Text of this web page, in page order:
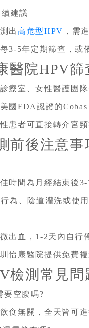
建議
出高危型HPV ，需
3-5年定期篩查，或
醫院HPV篩
療室、女性醫護團
國FDA認證的
患者可直接轉介宮
前後注意事
時間為月經結束後3-
為、陰道灌洗或使用
出血，1-2天內自行
怡康醫院提供免費
檢測常見問
要空腹嗎?
食無關，全天皆可進